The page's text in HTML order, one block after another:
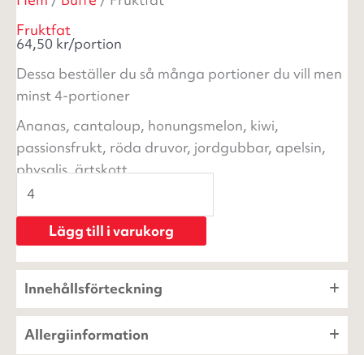
Fruktfat
64,50 kr
Dessa beställer du så många portioner du vill men
minst 4-portioner
Ananas, cantaloup, honungsmelon, kiwi,
passionsfrukt, röda druvor, jordgubbar, apelsin,
physalis, ärtskott
mängd
Lägg till i varukorg
Innehållsförteckning
Allergiinformation